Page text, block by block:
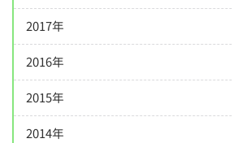
2017年
2016年
2015年
2014年